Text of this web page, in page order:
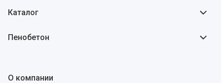
Каталог
Пенобетон
О компании